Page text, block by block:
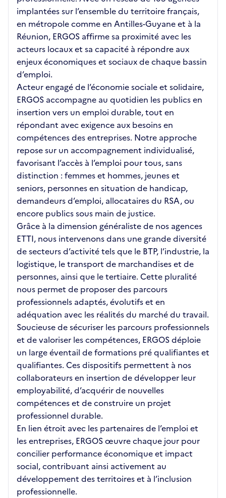
implantées sur l’ensemble du territoire français,
en métropole comme en Antilles-Guyane et à la
Réunion, ERGOS affirme sa proximité avec les
acteurs locaux et sa capacité à répondre aux
enjeux économiques et sociaux de chaque bassin
d’emploi.
Acteur engagé de l’économie sociale et solidaire,
ERGOS accompagne au quotidien les publics en
insertion vers un emploi durable, tout en
répondant avec exigence aux besoins en
compétences des entreprises. Notre approche
repose sur un accompagnement individualisé,
favorisant l’accès à l’emploi pour tous, sans
distinction : femmes et hommes, jeunes et
seniors, personnes en situation de handicap,
demandeurs d’emploi, allocataires du RSA, ou
encore publics sous main de justice.
Grâce à la dimension généraliste de nos agences
ETTI, nous intervenons dans une grande diversité
de secteurs d’activité tels que le BTP, l’industrie, la
logistique, le transport de marchandises et de
personnes, ainsi que le tertiaire. Cette pluralité
nous permet de proposer des parcours
professionnels adaptés, évolutifs et en
adéquation avec les réalités du marché du travail.
Soucieuse de sécuriser les parcours professionnels
et de valoriser les compétences, ERGOS déploie
un large éventail de formations pré qualifiantes et
qualifiantes. Ces dispositifs permettent à nos
collaborateurs en insertion de développer leur
employabilité, d’acquérir de nouvelles
compétences et de construire un projet
professionnel durable.
En lien étroit avec les partenaires de l’emploi et
les entreprises, ERGOS œuvre chaque jour pour
concilier performance économique et impact
social, contribuant ainsi activement au
développement des territoires et à l’inclusion
professionnelle.